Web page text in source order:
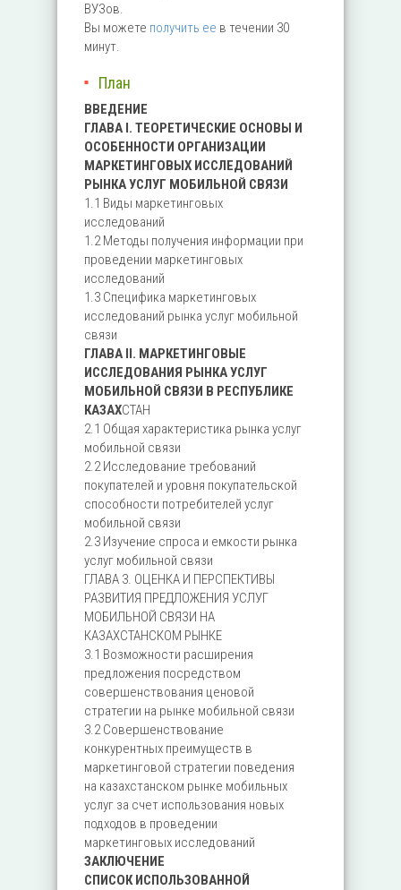
ВУЗов.
Вы можете получить ее в течении 30
минут.
План
ВВЕДЕНИЕ
ГЛАВА I. ТЕОРЕТИЧЕСКИЕ ОСНОВЫ И
ОСОБЕННОСТИ ОРГАНИЗАЦИИ
МАРКЕТИНГОВЫХ ИССЛЕДОВАНИЙ
РЫНКА УСЛУГ МОБИЛЬНОЙ СВЯЗИ
1.1 Виды маркетинговых
исследований
1.2 Методы получения информации при
проведении маркетинговых
исследований
1.3 Специфика маркетинговых
исследований рынка услуг мобильной
связи
ГЛАВА II. МАРКЕТИНГОВЫЕ
ИССЛЕДОВАНИЯ РЫНКА УСЛУГ
МОБИЛЬНОЙ СВЯЗИ В РЕСПУБЛИКЕ
КАЗАХСТАН
2.1 Общая характеристика рынка услуг
мобильной связи
2.2 Исследование требований
покупателей и уровня покупательской
способности потребителей услуг
мобильной связи
2.3 Изучение спроса и емкости рынка
услуг мобильной связи
ГЛАВА 3. ОЦЕНКА И ПЕРСПЕКТИВЫ
РАЗВИТИЯ ПРЕДЛОЖЕНИЯ УСЛУГ
МОБИЛЬНОЙ СВЯЗИ НА
КАЗАХСТАНСКОМ РЫНКЕ
3.1 Возможности расширения
предложения посредством
совершенствования ценовой
стратегии на рынке мобильной связи
3.2 Совершенствование
конкурентных преимуществ в
маркетинговой стратегии поведения
на казахстанском рынке мобильных
услуг за счет использования новых
подходов в проведении
маркетинговых исследований
ЗАКЛЮЧЕНИЕ
СПИСОК ИСПОЛЬЗОВАННОЙ